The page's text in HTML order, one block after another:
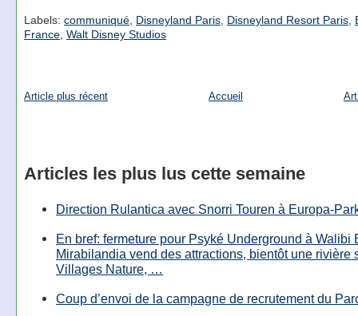
Labels: communiqué, Disneyland Paris, Disneyland Resort Paris,
France, Walt Disney Studios
Article plus récent Accueil
Articles les plus lus cette semaine
Direction Rulantica avec Snorri Touren à Europa-
En bref: fermeture pour Psyké Underground à Walibi
Mirabilandia vend des attractions, bientôt une rivière
Villages Nature, …
Coup d’envoi de la campagne de recrutement du